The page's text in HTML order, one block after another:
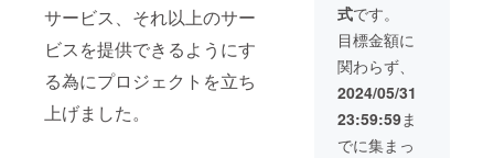
サービス、それ以上のサー
ビスを提供できるようにす
る為にプロジェクトを立ち
上げました。
式です。
目標金額に
関わらず、
2024/05/31
23:59:59ま
でに集まっ